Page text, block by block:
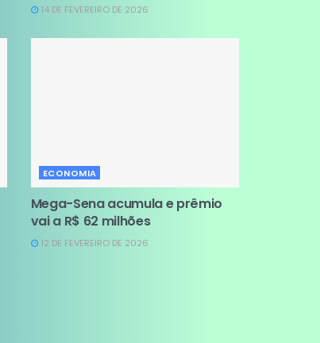
14 DE FEVEREIRO DE 2026
ECONOMIA
Mega-Sena acumula e prêmio
vai a R$ 62 milhões
12 DE FEVEREIRO DE 2026